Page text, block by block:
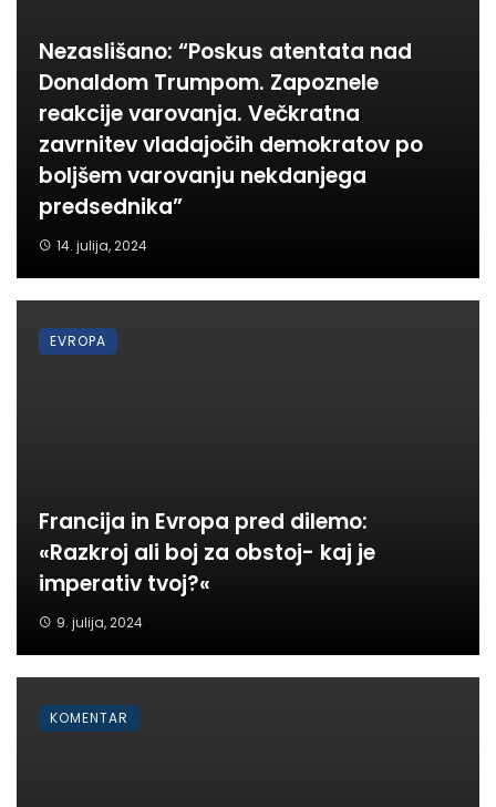
Nezaslišano: “Poskus atentata nad
Donaldom Trumpom. Zapoznele
reakcije varovanja. Večkratna
zavrnitev vladajočih demokratov po
boljšem varovanju nekdanjega
predsednika”
14. julija, 2024
Francija in Evropa pred dilemo:
«Razkroj ali boj za obstoj- kaj je
imperativ tvoj?«
9. julija, 2024
EVROPA
KOMENTAR